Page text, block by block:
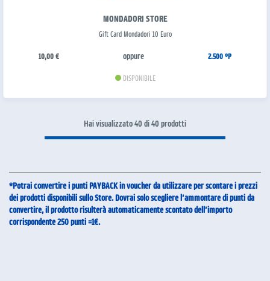
MONDADORI STORE
Gift Card Mondadori 10 Euro
10,00 € oppure 2.500 °P
DISPONIBILE
Hai visualizzato 40 di 40 prodotti
*Potrai convertire i punti PAYBACK in voucher da utilizzare per scontare i prezzi
dei prodotti disponibili sullo Store. Dovrai solo scegliere l’ammontare di punti da
convertire, il prodotto risulterà automaticamente scontato dell’importo
corrispondente 250 punti =1€.